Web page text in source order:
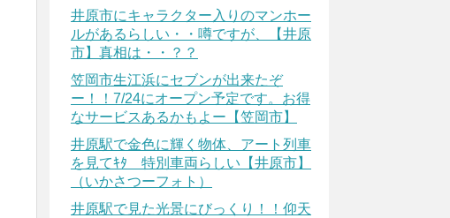
井原市にキャラクター入りのマンホー
ルがあるらしい・・噂ですが、【井原
市】真相は・・？？
笠岡市生江浜にセブンが出来たぞ
ー！！7/24にオープン予定です。お得
なサービスあるかもよー【笠岡市】
井原駅で金色に輝く物体、アート列車
を見てｷﾀ 特別車両らしい【井原市】
（いかさつーフォト）
井原駅で見た光景にびっくり！！仰天